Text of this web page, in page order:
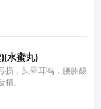
水蜜丸)
损，头晕耳鸣，腰膝酸
。